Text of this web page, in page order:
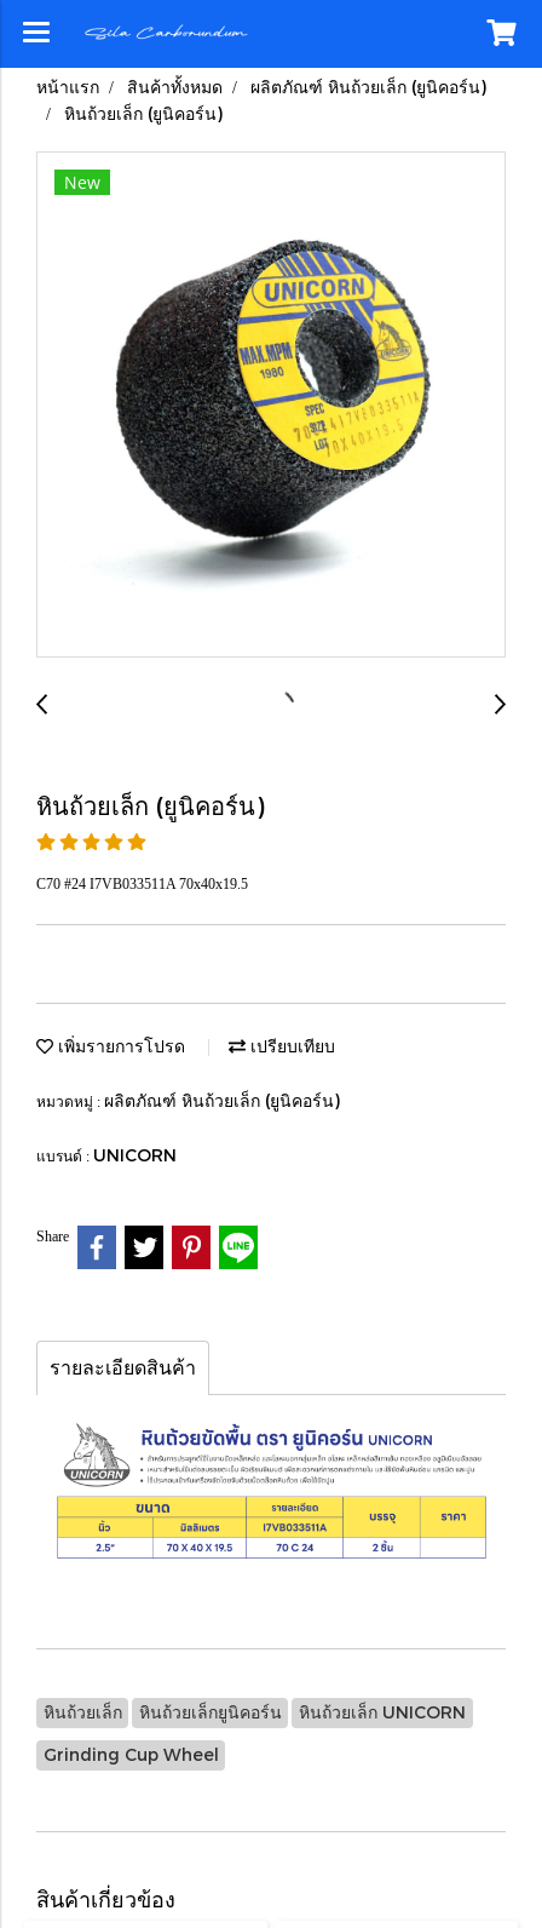
หน้าแรก สินค้าทั้งหมด
ผลิตภัณฑ์ หินถ้วยเล็ก (ยูนิคอร์น)
หินถ้วยเล็ก (ยูนิคอร์น)
New
หินถ้วยเล็ก (ยูนิคอร์น)
C70 #24 I7VB033511A 70x40x19.5
เพิ่มรายการโปรด เปรียบเทียบ
หมวดหมู่ : ผลิตภัณฑ์ หินถ้วยเล็ก (ยูนิคอร์น)
แบรนด์ : UNICORN
Share
รายละเอียดสินค้า
หินถ้วยเล็ก หินถ้วยเล็กยูนิคอร์น หินถ้วยเล็ก UNICORN
Grinding Cup Wheel
สินค้าเกี่ยวข้อง